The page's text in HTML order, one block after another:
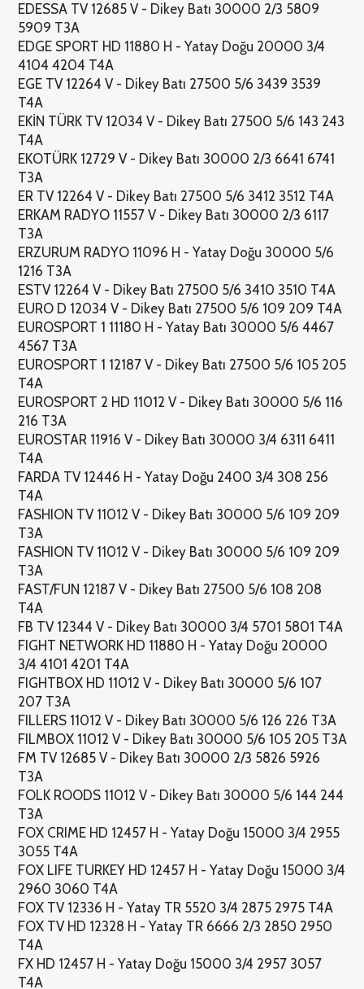
EDESSA TV 12685 V - Dikey Batı 30000 2/3 5809
5909 T3A
EDGE SPORT HD 11880 H - Yatay Doğu 20000 3/4
4104 4204 T4A
EGE TV 12264 V - Dikey Batı 27500 5/6 3439 3539
T4A
EKİN TÜRK TV 12034 V - Dikey Batı 27500 5/6 143 243
T4A
EKOTÜRK 12729 V - Dikey Batı 30000 2/3 6641 6741
T3A
ER TV 12264 V - Dikey Batı 27500 5/6 3412 3512 T4A
ERKAM RADYO 11557 V - Dikey Batı 30000 2/3 6117
T3A
ERZURUM RADYO 11096 H - Yatay Doğu 30000 5/6
1216 T3A
ESTV 12264 V - Dikey Batı 27500 5/6 3410 3510 T4A
EURO D 12034 V - Dikey Batı 27500 5/6 109 209 T4A
EUROSPORT 1 11180 H - Yatay Batı 30000 5/6 4467
4567 T3A
EUROSPORT 1 12187 V - Dikey Batı 27500 5/6 105 205
T4A
EUROSPORT 2 HD 11012 V - Dikey Batı 30000 5/6 116
216 T3A
EUROSTAR 11916 V - Dikey Batı 30000 3/4 6311 6411
T4A
FARDA TV 12446 H - Yatay Doğu 2400 3/4 308 256
T4A
FASHION TV 11012 V - Dikey Batı 30000 5/6 109 209
T3A
FASHION TV 11012 V - Dikey Batı 30000 5/6 109 209
T3A
FAST/FUN 12187 V - Dikey Batı 27500 5/6 108 208
T4A
FB TV 12344 V - Dikey Batı 30000 3/4 5701 5801 T4A
FIGHT NETWORK HD 11880 H - Yatay Doğu 20000
3/4 4101 4201 T4A
FIGHTBOX HD 11012 V - Dikey Batı 30000 5/6 107
207 T3A
FILLERS 11012 V - Dikey Batı 30000 5/6 126 226 T3A
FILMBOX 11012 V - Dikey Batı 30000 5/6 105 205 T3A
FM TV 12685 V - Dikey Batı 30000 2/3 5826 5926
T3A
FOLK ROODS 11012 V - Dikey Batı 30000 5/6 144 244
T3A
FOX CRIME HD 12457 H - Yatay Doğu 15000 3/4 2955
3055 T4A
FOX LIFE TURKEY HD 12457 H - Yatay Doğu 15000 3/4
2960 3060 T4A
FOX TV 12336 H - Yatay TR 5520 3/4 2875 2975 T4A
FOX TV HD 12328 H - Yatay TR 6666 2/3 2850 2950
T4A
FX HD 12457 H - Yatay Doğu 15000 3/4 2957 3057
T4A